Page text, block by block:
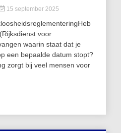
15 september 2025
voor
waarin staat dat je
een bepaalde datum stopt?
zorgt bij veel mensen voor